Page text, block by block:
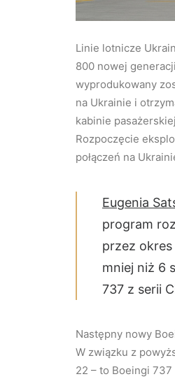
Linie lotnicze
800 nowej
wyprodukowany
na Ukrainie i
kabinie
Rozpoczęcie
połączeń na
Eugenia
program
przez
mniej niż 6
737 z serii
Następny nowy
W związku z
22 – to Boeingi